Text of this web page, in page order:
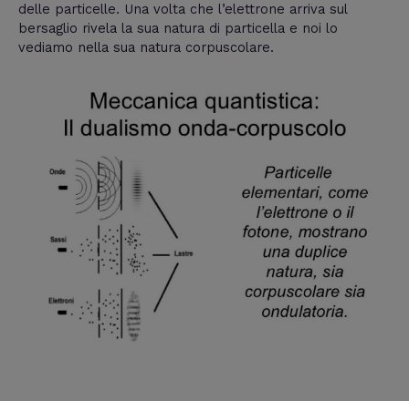
delle particelle. Una volta che l’elettrone arriva sul
bersaglio rivela la sua natura di particella e noi lo
vediamo nella sua natura corpuscolare.